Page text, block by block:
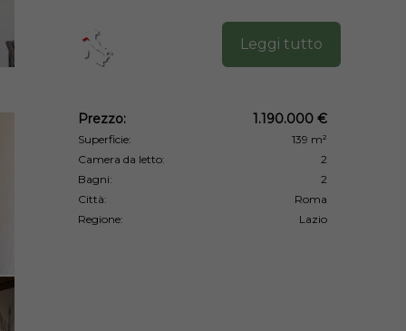
Leggi tutto
Prezzo: 1.190.000 €
Superficie:
139 m²
Camera da letto:
2
Bagni:
2
Città:
Roma
Regione:
Lazio